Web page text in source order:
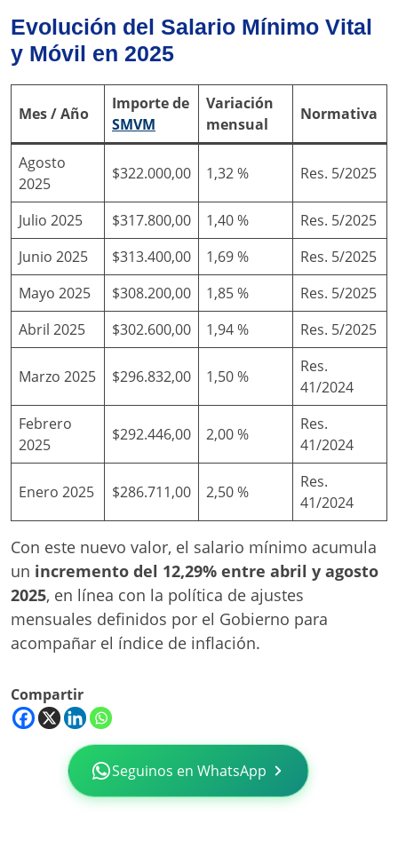
Evolución del Salario Mínimo Vital
y Móvil en 2025
Mes / Año
Importe de
SMVM
Variación
mensual
Normativa
Agosto
2025
$322.000,00 1,32 % Res. 5/2025
Julio 2025 $317.800,00 1,40 %
Res. 5/2025
Junio 2025
$313.400,00 1,69 %
Res. 5/2025
Mayo 2025
$308.200,00 1,85 %
Res. 5/2025
Abril 2025
$302.600,00 1,94 % Res. 5/2025
Marzo 2025 $296.832,00 1,50 %
Res.
41/2024
Febrero
2025
$292.446,00 2,00 %
Res.
41/2024
Enero 2025 $286.711,00 2,50 %
Res.
41/2024
Con este nuevo valor, el salario mínimo acumula
un incremento del 12,29% entre abril y agosto
2025, en línea con la política de ajustes
mensuales definidos por el Gobierno para
acompañar el índice de inflación.
Compartir
Seguinos en WhatsApp